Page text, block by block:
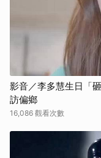
影音／李多慧生日「
訪偏鄉
16,086 觀看次數